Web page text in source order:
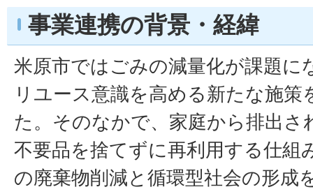
事業連携の背景・経緯
米原市ではごみの減量化が課題に
リユース意識を高める新たな施策
た。そのなかで、家庭から排出さ
不要品を捨てずに再利用する仕組
の廃棄物削減と循環型社会の形成